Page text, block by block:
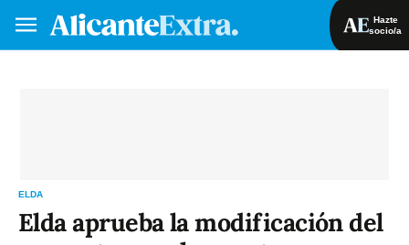
Hazte
socio/a
ELDA
Elda aprueba la modificación del